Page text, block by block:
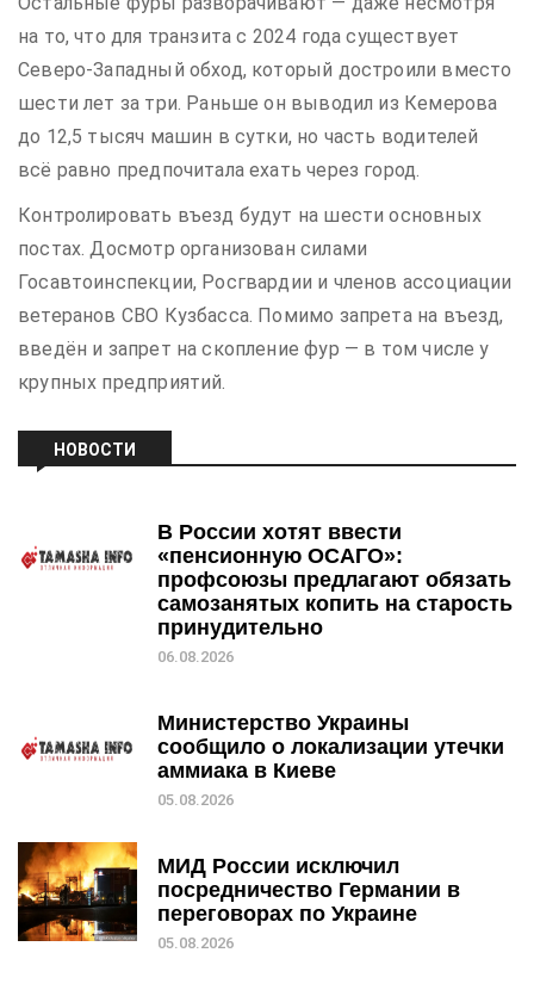
на то, что для транзита с 2024 года существует
Северо-Западный обход, который достроили вместо
шести лет за три. Раньше он выводил из Кемерова
до 12,5 тысяч машин в сутки, но часть водителей
всё равно предпочитала ехать через город.
Контролировать въезд будут на шести основных
постах. Досмотр организован силами
Госавтоинспекции, Росгвардии и членов ассоциации
ветеранов СВО Кузбасса. Помимо запрета на въезд,
введён и запрет на скопление фур — в том числе у
крупных предприятий.
НОВОСТИ
В России хотят ввести
«пенсионную ОСАГО»:
профсоюзы предлагают обязать
самозанятых копить на старость
принудительно
06.08.2026
Министерство Украины
сообщило о локализации утечки
аммиака в Киеве
05.08.2026
МИД России исключил
посредничество Германии в
переговорах по Украине
05.08.2026